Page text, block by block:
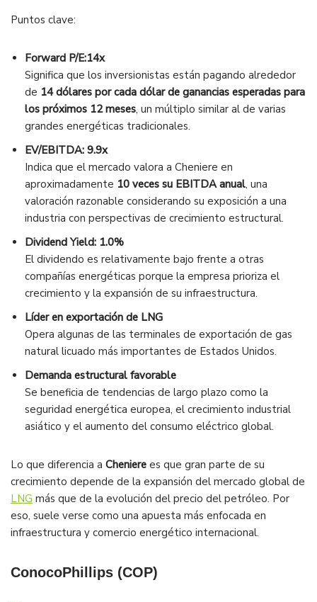
Puntos clave:
Forward P/E:14x
Significa que los inversionistas están pagando alrededor
de 14 dólares por cada dólar de ganancias esperadas para
los próximos 12 meses, un múltiplo similar al de varias
grandes energéticas tradicionales.
EV/EBITDA: 9.9x
Indica que el mercado valora a Cheniere en
aproximadamente 10 veces su EBITDA anual, una
valoración razonable considerando su exposición a una
industria con perspectivas de crecimiento estructural.
Dividend Yield: 1.0%
El dividendo es relativamente bajo frente a otras
compañías energéticas porque la empresa prioriza el
crecimiento y la expansión de su infraestructura.
Líder en exportación de LNG
Opera algunas de las terminales de exportación de gas
natural licuado más importantes de Estados Unidos.
Demanda estructural favorable
Se beneficia de tendencias de largo plazo como la
seguridad energética europea, el crecimiento industrial
asiático y el aumento del consumo eléctrico global.
Lo que diferencia a Cheniere es que gran parte de su
crecimiento depende de la expansión del mercado global de
LNG más que de la evolución del precio del petróleo. Por
eso, suele verse como una apuesta más enfocada en
infraestructura y comercio energético internacional.
ConocoPhillips (COP)